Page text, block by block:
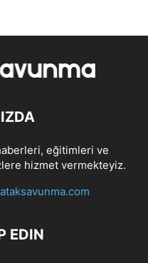
eğitimleri ve
hizmet vermekteyiz.
EDIN